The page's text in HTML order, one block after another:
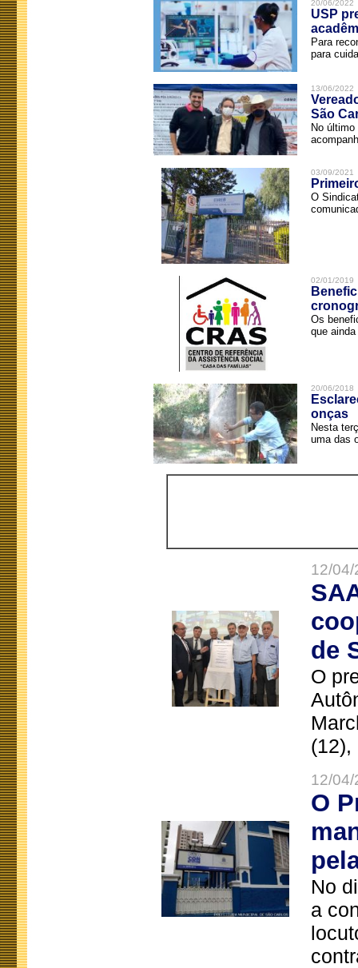
20/06/2022
USP
Para
para
13/06/2022
São
No
03/09/2021
O
02/01/2019
Os
que
20/06/2018
onças
Nesta
uma das
12/
de
O
(12),
12/
O
No
a